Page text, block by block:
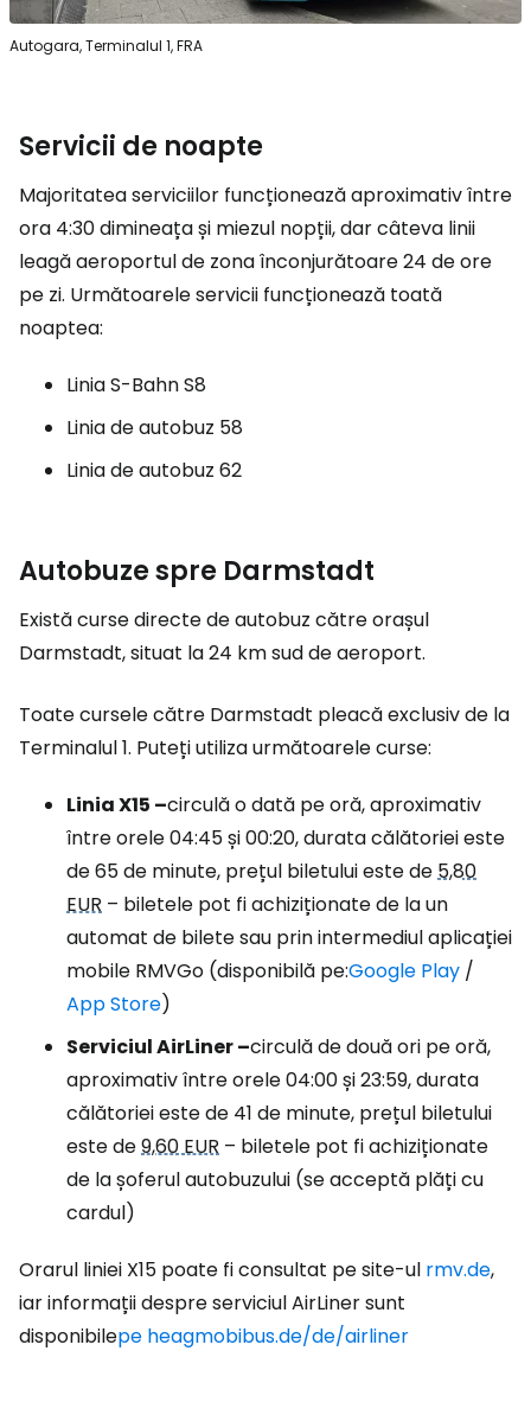
Autogara, Terminalul 1, FRA
Servicii de noapte
Majoritatea serviciilor funcționează aproximativ între
ora 4:30 dimineața și miezul nopții, dar câteva linii
leagă aeroportul de zona înconjurătoare 24 de ore
pe zi. Următoarele servicii funcționează toată
noaptea:
Linia S-Bahn S8
Linia de autobuz 58
Linia de autobuz 62
Autobuze spre Darmstadt
Există curse directe de autobuz către orașul
Darmstadt, situat la 24 km sud de aeroport.
Toate cursele către Darmstadt pleacă exclusiv de la
Terminalul 1. Puteți utiliza următoarele curse:
Linia X15 –circulă o dată pe oră, aproximativ
între orele 04:45 și 00:20, durata călătoriei este
de 65 de minute, prețul biletului este de5,80
EUR – biletele pot fi achiziționate de la un
automat de bilete sau prin intermediul aplicației
mobile RMVGo (disponibilă pe:Google Play /
App Store)
Serviciul AirLiner –circulă de două ori pe oră,
aproximativ între orele 04:00 și 23:59, durata
călătoriei este de 41 de minute, prețul biletului
este de9,60 EUR – biletele pot fi achiziționate
de la șoferul autobuzului (se acceptă plăți cu
cardul)
Orarul liniei X15 poate fi consultat pe site-ul rmv.de,
iar informații despre serviciul AirLiner sunt
disponibilepe heagmobibus.de/de/airliner